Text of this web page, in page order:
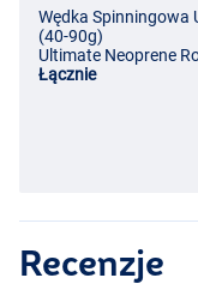
Wędka Spinningowa
(40-90g)
Ultimate Neoprene
Łącznie
Recenzje